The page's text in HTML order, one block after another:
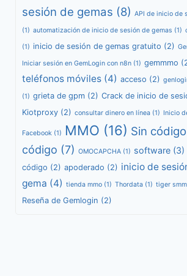
sesión de gemas (8) API de inicio de
(1) automatización de inicio de sesión de gemas (1)
(1) inicio de sesión de gemas gratuito (2)
Iniciar sesión en GemLogin con n8n (1) gemmmo
teléfonos móviles (4) acceso (2)
(1) grieta de gpm (2) Crack de inicio de
Kiotproxy (2) consultar dinero en línea (1) Inicio
Facebook (1) MMO (16) Sin código
código (7) OMOCAPCHA (1) software (3)
código (2) apoderado (2) inicio de
gema (4) tienda mmo (1) Thordata (1) tiger smm
Reseña de Gemlogin (2)